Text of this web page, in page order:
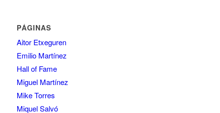
PÁGINAS
Aitor Etxeguren
Emilio Martínez
Hall of Fame
Miguel Martínez
Mike Torres
Miquel Salvó